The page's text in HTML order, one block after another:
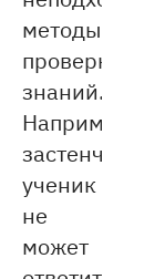
методы
проверки
знаний.
Например,
застенчивый
ученик
не
может